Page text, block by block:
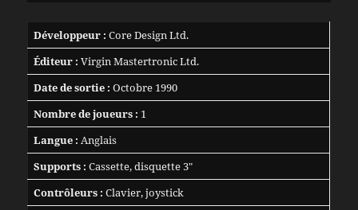
Développeur : Core Design Ltd.
Éditeur : Virgin Mastertronic Ltd.
Date de sortie : Octobre 1990
Nombre de joueurs : 1
Langue : Anglais
Supports : Cassette, disquette 3″
Contrôleurs : Clavier, joystick